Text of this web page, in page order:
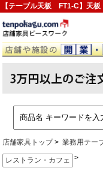
【テーブル天板 FT1-C】天
店舗家具トップ 業務用テー
レストラン・カフェ >